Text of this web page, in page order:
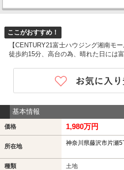
ここがおすすめ！
【CENTURY21富士ハウジング湘南モ
徒歩約15分、高台の為、晴れた日には
基本情報
価格 1,980万円
所在地 神奈川県藤沢市片瀬5
種類 土地